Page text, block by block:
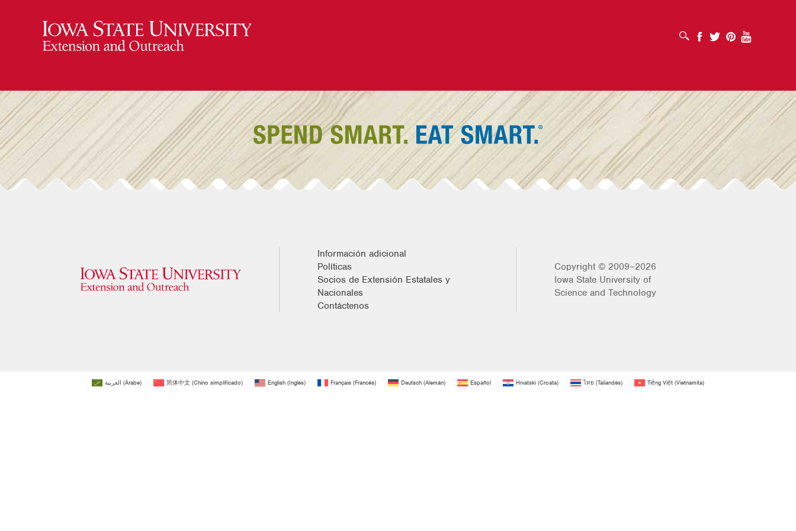
ABRIR CUADRO DE BÚSQUEDA
Facebook
Twitter PinterestYoutube
Información adicional
Políticas
Socios de Extensión Estatales y
Nacionales
Contáctenos
Copyright © 2009–2026
Iowa State University of
Science and Technology
العربية (Árabe) 简体中文 (Chino simplificado) English (Inglés) Français (Francés) Deutsch (Alemán) Español Hrvatski (Croata) ไทย (Tailandés) Tiếng Việt (Vietnamita)